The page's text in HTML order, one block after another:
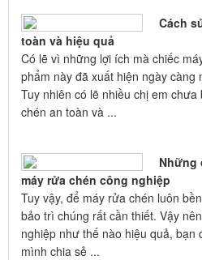
Cách
toàn và hiệu quả
Có lẽ vì những lợi ích mà chiếc
phẩm này đã xuất hiện ngày càng
Tuy nhiên có lẽ nhiều chị em
chén an toàn và ...
Những
máy rửa chén công nghiệp
Tuy vậy, để máy rửa chén luôn
bảo trì chúng rất cần thiết. Vậy
nghiệp như thế nào hiệu quả, bạn
mình chia sẻ ...